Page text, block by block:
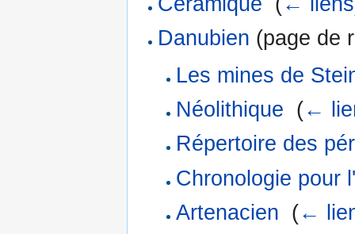
Danubien (page de
Les mines de
Néolithique (←
Répertoire des
Chronologie pour
Artenacien (←